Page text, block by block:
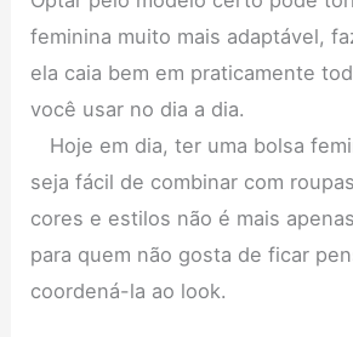
feminina muito mais adaptável,
ela caia bem em praticamente
você usar no dia a dia.
Hoje em dia, ter uma bolsa
seja fácil de combinar com
cores e estilos não é mais
para quem não gosta de ficar
coordená-la ao look.